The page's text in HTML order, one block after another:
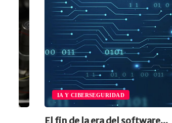
IA Y CIBERSEGURIDAD